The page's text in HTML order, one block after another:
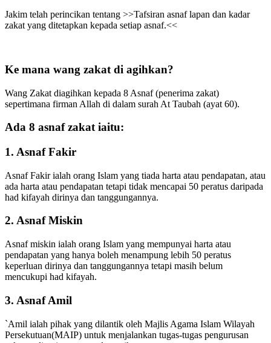
Jakim telah perincikan tentang >>Tafsiran asnaf lapan dan kadar
zakat yang ditetapkan kepada setiap asnaf.<<
Ke mana wang zakat di agihkan?
Wang Zakat diagihkan kepada 8 Asnaf (penerima zakat)
sepertimana firman Allah di dalam surah At Taubah (ayat 60).
Ada 8 asnaf zakat iaitu:
1. Asnaf Fakir
Asnaf Fakir ialah orang Islam yang tiada harta atau pendapatan, atau
ada harta atau pendapatan tetapi tidak mencapai 50 peratus daripada
had kifayah dirinya dan tanggungannya.
2. Asnaf Miskin
Asnaf miskin ialah orang Islam yang mempunyai harta atau
pendapatan yang hanya boleh menampung lebih 50 peratus
keperluan dirinya dan tanggungannya tetapi masih belum
mencukupi had kifayah.
3. Asnaf Amil
`Amil ialah pihak yang dilantik oleh Majlis Agama Islam Wilayah
Persekutuan(MAIP) untuk menjalankan tugas-tugas pengurusan